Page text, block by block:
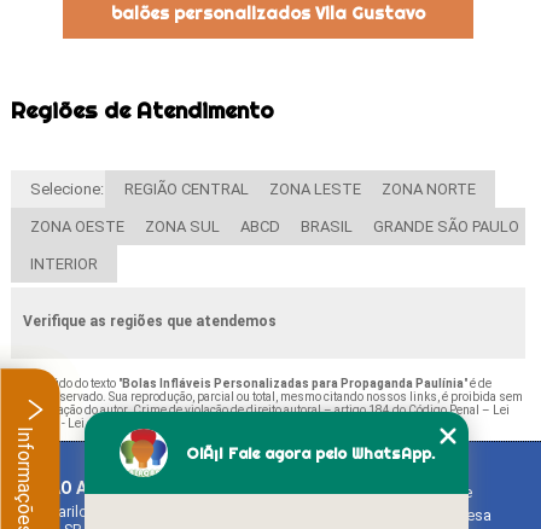
balões personalizados Vila Gustavo
Regiões de Atendimento
Selecione: REGIÃO CENTRAL ZONA LESTE ZONA NORTE
ZONA OESTE ZONA SUL ABCD BRASIL GRANDE SÃO PAULO
INTERIOR
Verifique as regiões que atendemos
O conteúdo do texto "Bolas Infláveis Personalizadas para Propaganda Paulínia" é de
direito reservado. Sua reprodução, parcial ou total, mesmo citando nossos links, é proibida sem
a autorização do autor. Crime de violação de direito autoral – artigo 184 do Código Penal –
Lei
9610/98 - Lei de direitos autorais
BALAO ART
Rua Bariloche, 1300 - Chácara Tropical (Caucaia do Alto)
Home
Empresa
OlÃ¡! Fale agora pelo WhatsApp.
Informações